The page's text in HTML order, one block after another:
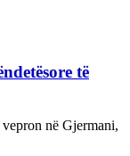
të
në Gjermani,